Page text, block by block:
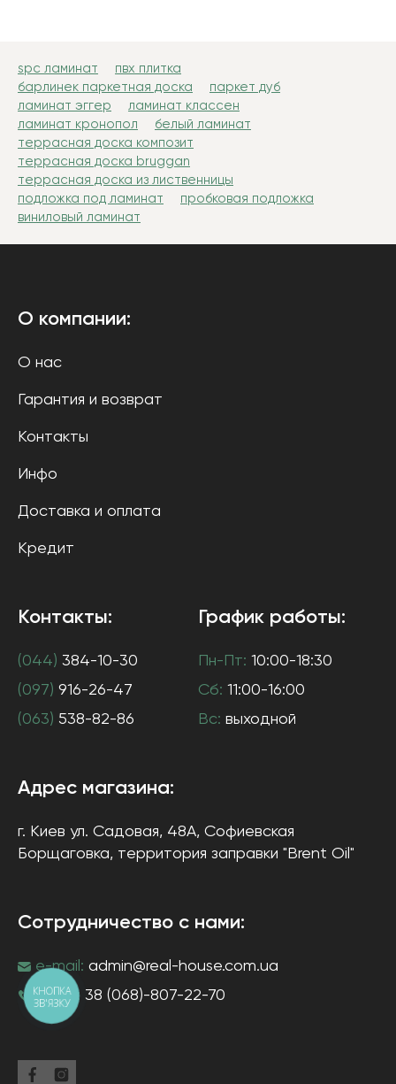
spc ламинат
пвх плитка
барлинек паркетная доска
паркет дуб
ламинат эггер
ламинат классен
ламинат кронопол
белый ламинат
террасная доска композит
террасная доска bruggan
террасная доска из лиственницы
подложка под ламинат
пробковая подложка
виниловый ламинат
О компании:
О нас
Гарантия и возврат
Контакты
Инфо
Доставка и оплата
Кредит
Контакты:
(044) 384-10-30
(097) 916-26-47
(063) 538-82-86
График работы:
Пн-Пт: 10:00-18:30
Сб: 11:00-16:00
Вс: выходной
Адрес магазина:
г. Киев ул. Садовая, 48А, Софиевская
Борщаговка, территория заправки "Brent Oil"
Сотрудничество с нами:
e-mail: admin@real-house.com.ua
тел-н: 38 (068)-807-22-70
КНОПКА
ЗВ'ЯЗКУ